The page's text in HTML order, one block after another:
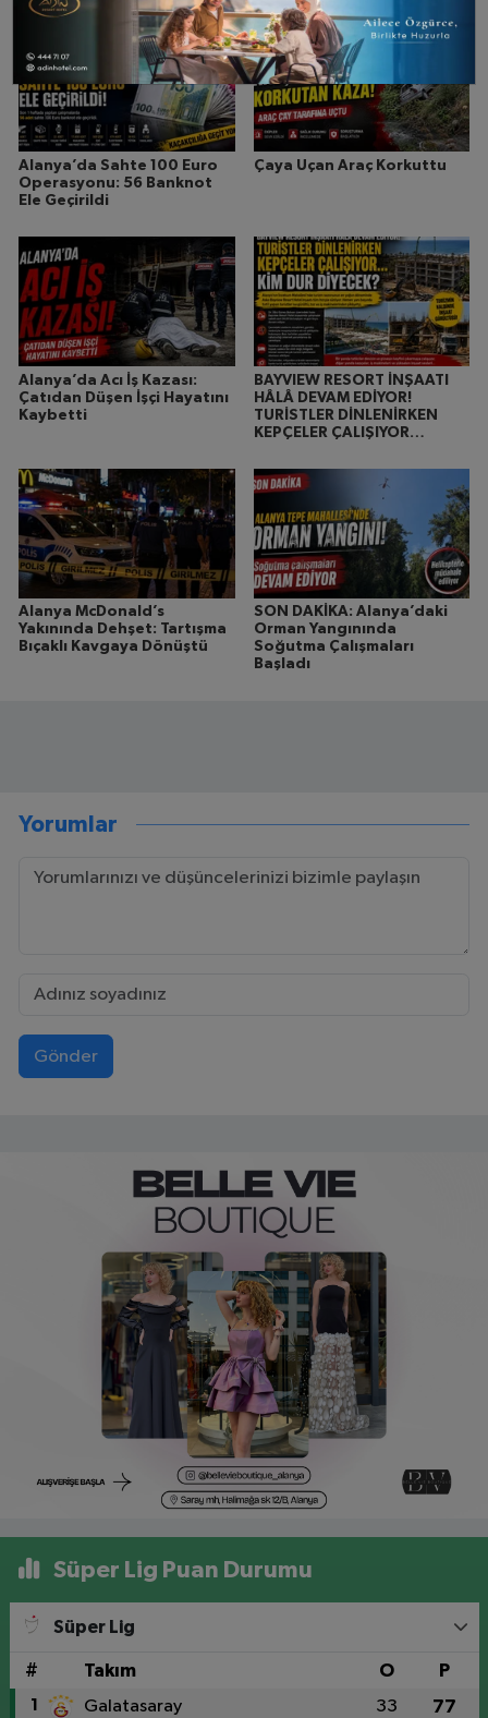
Alanya’da Sahte 100 Euro
Operasyonu: 56 Banknot
Ele Geçirildi
Çaya Uçan Araç Korkuttu
Alanya’da Acı İş Kazası:
Çatıdan Düşen İşçi Hayatını
Kaybetti
BAYVIEW RESORT İNŞAATI
HÂLÂ DEVAM EDİYOR!
TURİSTLER DİNLENİRKEN
KEPÇELER ÇALIŞIYOR…
Alanya McDonald’s
Yakınında Dehşet: Tartışma
Bıçaklı Kavgaya Dönüştü
SON DAKİKA: Alanya’daki
Orman Yangınında
Soğutma Çalışmaları
Başladı
Yorumlar
Gönder
Süper Lig Puan Durumu
Süper Lig
# Takım O P
1 Galatasaray 33 77